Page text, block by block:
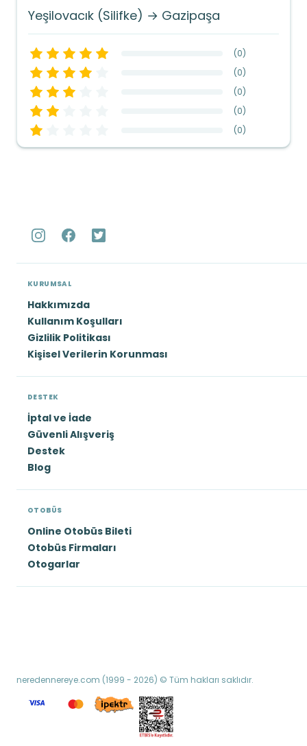
Yeşilovacık (Silifke) → Gazipaşa
(0)
(0)
(0)
(0)
(0)
KURUMSAL
Hakkımızda
Kullanım Koşulları
Gizlilik Politikası
Kişisel Verilerin Korunması
DESTEK
İptal ve İade
Güvenli Alışveriş
Destek
Blog
OTOBÜS
Online Otobüs Bileti
Otobüs Firmaları
Otogarlar
neredennereye.com (1999 - 2026) © Tüm hakları saklıdır.